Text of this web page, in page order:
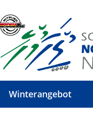
Winterangebot